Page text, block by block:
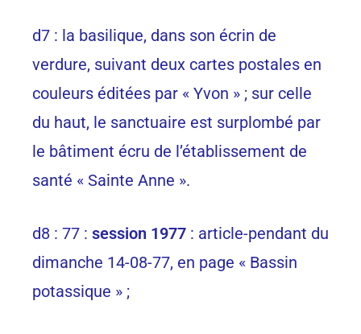
d7 : la basilique, dans son écrin de
verdure, suivant deux cartes postales en
couleurs éditées par « Yvon » ; sur celle
du haut, le sanctuaire est surplombé par
le bâtiment écru de l’établissement de
santé « Sainte Anne ».
d8 : 77 : session 1977 : article-pendant du
dimanche 14-08-77, en page « Bassin
potassique » ;